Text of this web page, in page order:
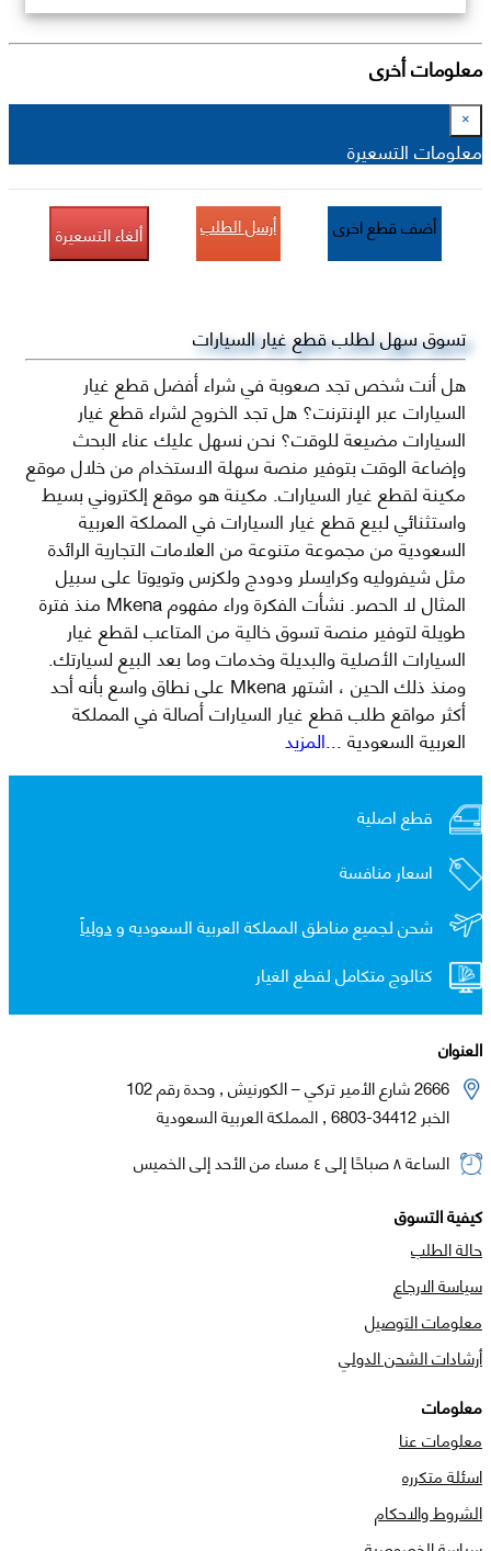
معلومات أخرى
×
معلومات التسعيرة
أضف قطع اخرى أرسل الطلب ألغاء التسعيرة
تسوق سهل لطلب قطع غيار السيارات
هل أنت شخص تجد صعوبة في شراء أفضل قطع غيار
السيارات عبر الإنترنت؟ هل تجد الخروج لشراء قطع غيار
السيارات مضيعة للوقت؟ نحن نسهل عليك عناء البحث
وإضاعة الوقت بتوفير منصة سهلة الاستخدام من خلال موقع
مكينة لقطع غيار السيارات. مكينة هو موقع إلكتروني بسيط
واستثنائي لبيع قطع غيار السيارات في المملكة العربية
السعودية من مجموعة متنوعة من العلامات التجارية الرائدة
مثل شيفروليه وكرايسلر ودودج ولكزس وتويوتا على سبيل
المثال لا الحصر. نشأت الفكرة وراء مفهوم Mkena منذ فترة
طويلة لتوفير منصة تسوق خالية من المتاعب لقطع غيار
السيارات الأصلية والبديلة وخدمات وما بعد البيع لسيارتك.
ومنذ ذلك الحين ، اشتهر Mkena على نطاق واسع بأنه أحد
أكثر مواقع طلب قطع غيار السيارات أصالة في المملكة
العربية السعودية...المزيد
قطع اصلية
اسعار منافسة
شحن لجميع مناطق المملكة العربية السعوديه ودولياً
كتالوج متكامل لقطع الغيار
العنوان
2666 شارع الأمير تركي – الكورنيش , وحدة رقم 102
الخبر 34412-6803 , المملكة العربية السعودية
الساعة ٨ صباحًا إلى ٤ مساء من الأحد إلى الخميس
كيفية التسوق
حالة الطلب
سياسة الارجاع
معلومات التوصيل
أرشادات الشحن الدولي
معلومات
معلومات عنا
اسئلة متكرره
الشروط والاحكام